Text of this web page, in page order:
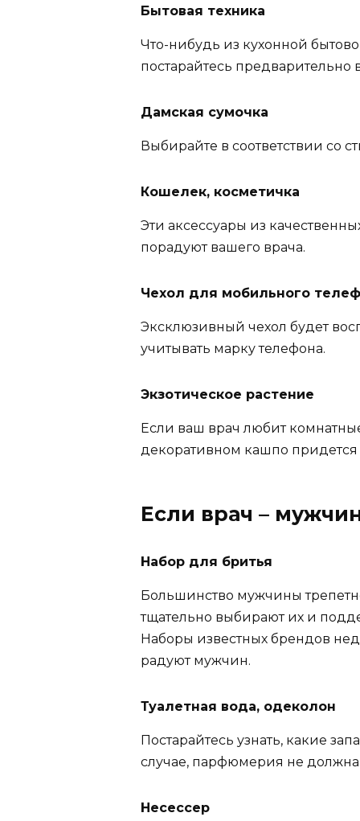
Бытовая техника
Что-нибудь из кухонной
постарайтесь
Дамская сумочка
Выбирайте в соответствии со
Кошелек, косметичка
Эти аксессуары из
порадуют вашего врача.
Чехол для мобильного
Эксклюзивный чехол будет
учитывать марку телефона.
Экзотическое растение
Если ваш врач любит
декоративном кашпо придется
Если врач –
Набор для бритья
Большинство мужчины
тщательно выбирают их и
Наборы известных брендов
радуют мужчин.
Туалетная вода, одеколон
Постарайтесь узнать, какие
случае, парфюмерия не
Несессер